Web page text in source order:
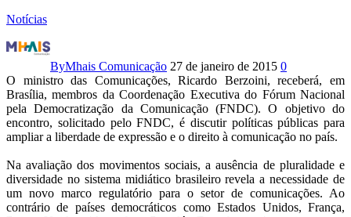
Notícias
Berzoini
e
FNDC
discutem
marco
regulatório
ByMhais Comunicação 27 de janeiro de 2015 0
O ministro das Comunicações, Ricardo Berzoini, receberá, em
Brasília, membros da Coordenação Executiva do Fórum Nacional
pela Democratização da Comunicação (FNDC). O objetivo do
encontro, solicitado pelo FNDC, é discutir políticas públicas para
ampliar a liberdade de expressão e o direito à comunicação no país.
Na avaliação dos movimentos sociais, a ausência de pluralidade e
diversidade no sistema midiático brasileiro revela a necessidade de
um novo marco regulatório para o setor de comunicações. Ao
contrário de países democráticos como Estados Unidos, França,